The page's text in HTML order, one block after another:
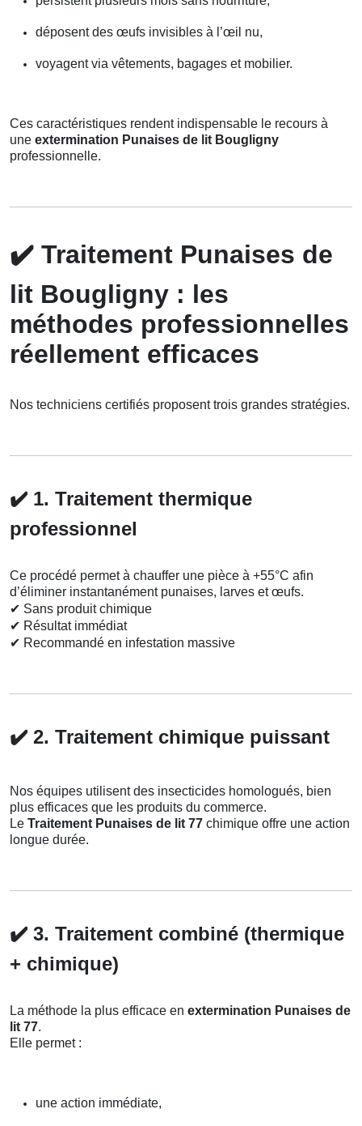
déposent des œufs invisibles à l’œil nu,
voyagent via vêtements, bagages et mobilier.
Ces caractéristiques rendent indispensable le recours à
une extermination Punaises de lit Bougligny
professionnelle.
✔️ Traitement Punaises de
lit Bougligny : les
méthodes professionnelles
réellement efficaces
Nos techniciens certifiés proposent trois grandes stratégies.
✔️ 1. Traitement thermique
professionnel
Ce procédé permet à chauffer une pièce à +55°C afin
d’éliminer instantanément punaises, larves et œufs.
✔ Sans produit chimique
✔ Résultat immédiat
✔ Recommandé en infestation massive
✔️ 2. Traitement chimique puissant
Nos équipes utilisent des insecticides homologués, bien
plus efficaces que les produits du commerce.
Le Traitement Punaises de lit 77 chimique offre une action
longue durée.
✔️ 3. Traitement combiné (thermique
+ chimique)
La méthode la plus efficace en extermination Punaises de
lit 77.
Elle permet :
une action immédiate,